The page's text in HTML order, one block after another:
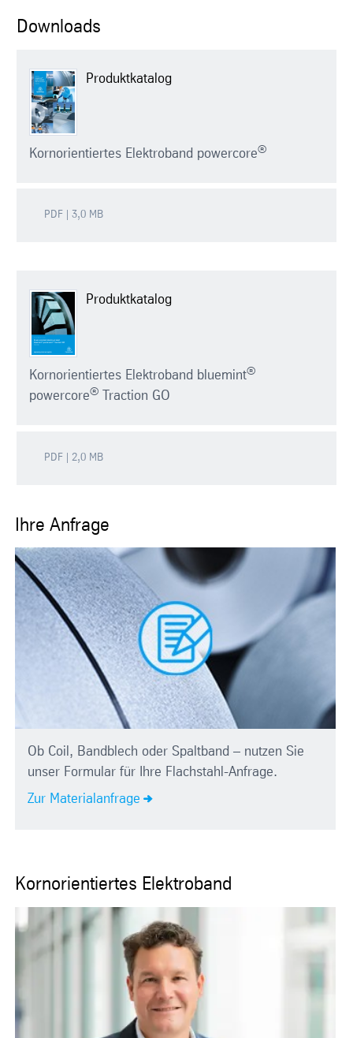
Downloads
Produktkatalog
Kornorientiertes Elektroband powercore®
PDF | 3,0 MB
Produktkatalog
Kornorientiertes Elektroband bluemint®
powercore®Traction GO
PDF | 2,0 MB
Ihre Anfrage
Ob Coil, Bandblech oder Spaltband – nutzen Sie
unser Formular für Ihre Flachstahl-Anfrage.
Zur Materialanfrage
Kornorientiertes Elektroband